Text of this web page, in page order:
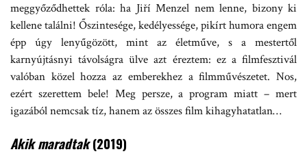
meggyőződhettek róla: ha Jiří Menzel nem lenne, bizony ki
kellene találni! Őszintesége, kedélyessége, pikírt humora engem
épp úgy lenyűgözött, mint az életműve, s a mestertől
karnyújtásnyi távolságra ülve azt éreztem: ez a filmfesztivál
valóban közel hozza az emberekhez a filmművészetet. Nos,
ezért szerettem bele! Meg persze, a program miatt – mert
igazából nemcsak tíz, hanem az összes film kihagyhatatlan…
Akik maradtak(2019)